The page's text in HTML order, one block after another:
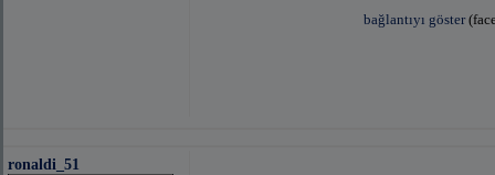
bağlantıyı göster
ronaldi_51